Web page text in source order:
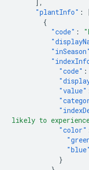
],
"plantInfo" :
{
"code" :
"inSeason"
"code" :
"value"
likely to experience
"color"
"blue"
}